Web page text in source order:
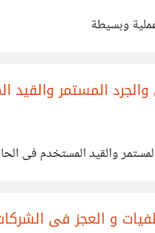
وبسيطة
المستمر والقيد
والقيد المستخدم فى
و العجز فى